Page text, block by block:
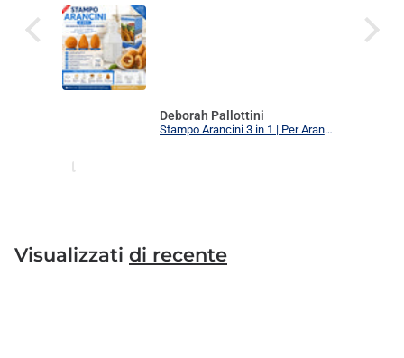
Deborah Pallottini
Stampo Arancini 3 in 1 | Per Arancini, Supplì e Polpette Uniformi | 3 Forme Intercambiabili Food Grade + Ricettario
Visualizzati di recente